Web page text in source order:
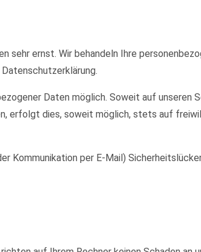
sehr ernst. Wir behandeln Ihre
Daten möglich. Soweit auf unseren
erfolgt dies, soweit möglich, stets auf
Kommunikation per E-Mail)